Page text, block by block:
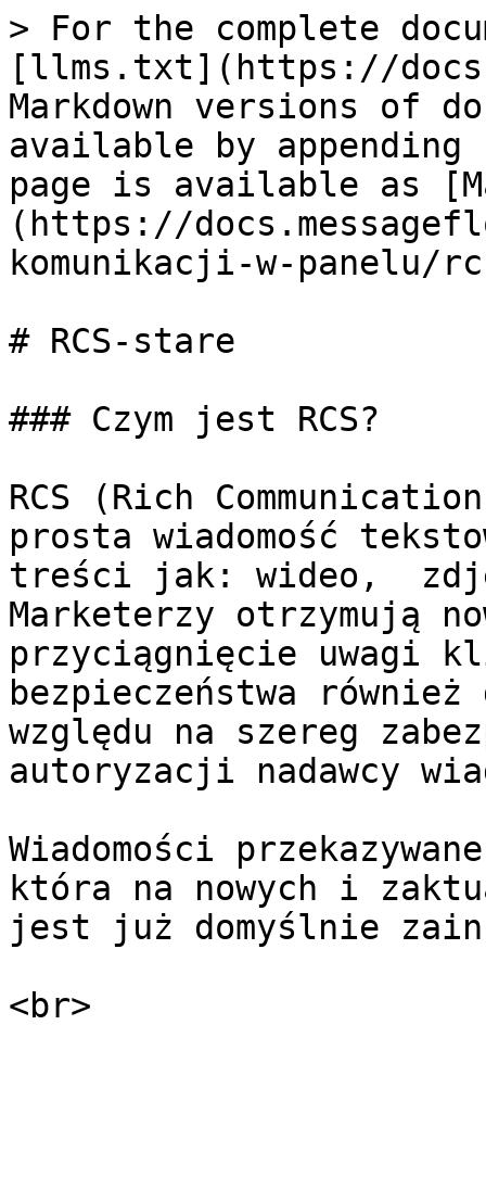
> For the complete
[llms.txt](https://
Markdown versions of
available by
page is available as
(https://
komunikacji-w-panelu/
# RCS-stare
### Czym jest RCS?
RCS (Rich
prosta wiadomość
treści jak: wideo,
Marketerzy otrzymują
przyciągnięcie uwagi
bezpieczeństwa
względu na szereg
autoryzacji nadawcy
Wiadomości
która na nowych i
jest już domyślnie